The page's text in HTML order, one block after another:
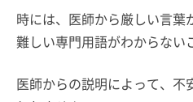
時には、医師から厳しい言葉
難しい専門用語がわからない
医師からの説明によって、不